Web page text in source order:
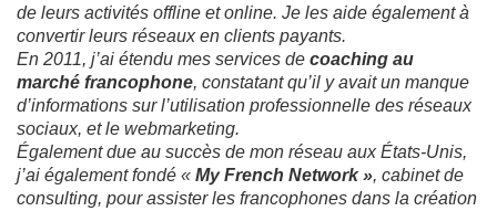
de leurs activités offline et online. Je les aide également à
convertir leurs réseaux en clients payants.
En 2011, j’ai étendu mes services de coaching au
marché francophone, constatant qu’il y avait un manque
d’informations sur l’utilisation professionnelle des réseaux
sociaux, et le webmarketing.
Également due au succès de mon réseau aux États-Unis,
j’ai également fondé « My French Network », cabinet de
consulting, pour assister les francophones dans la création